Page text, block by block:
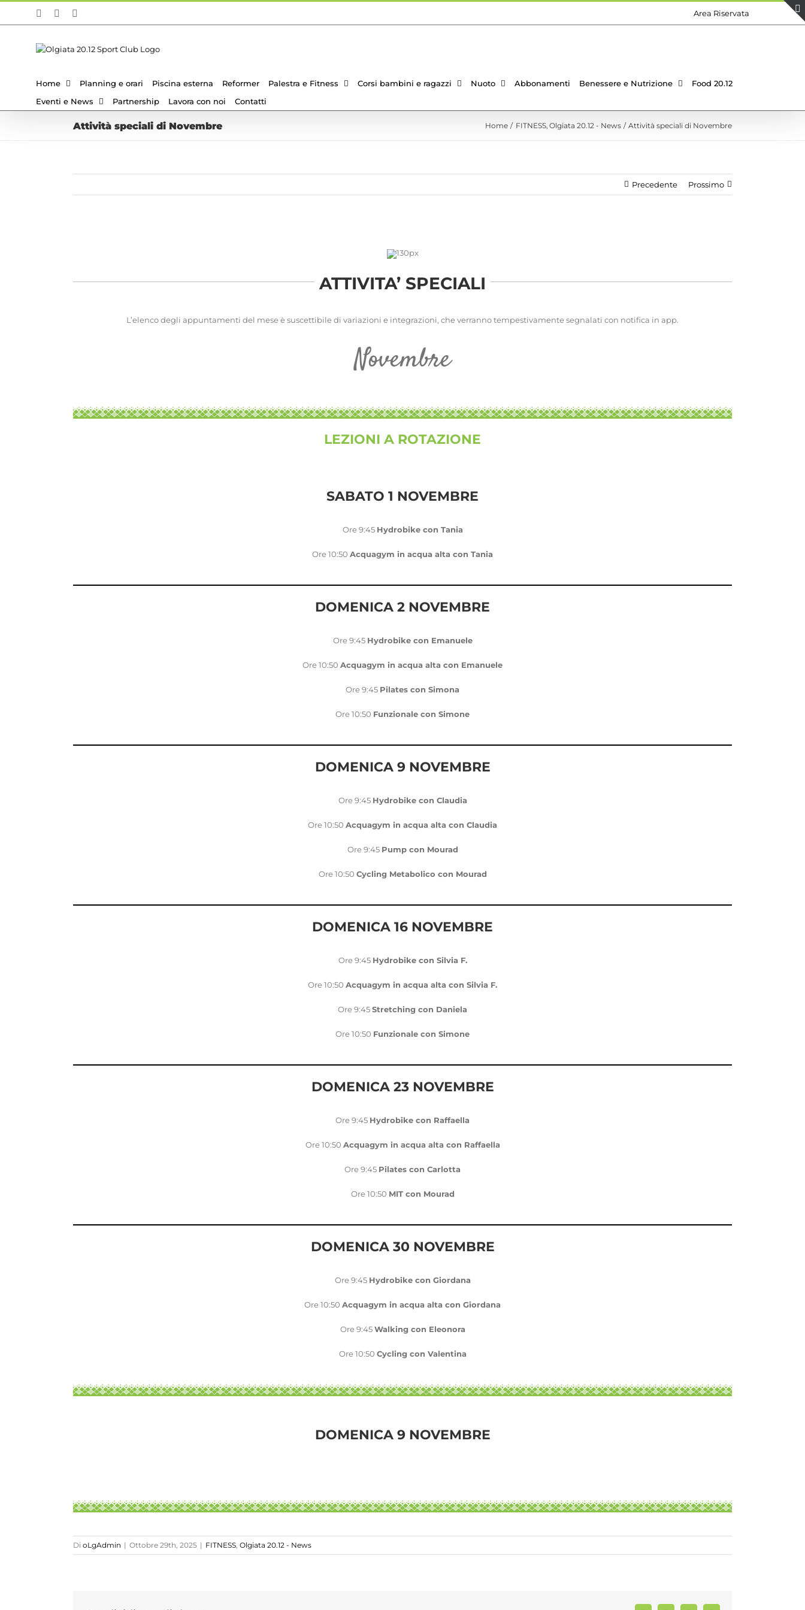
FacebookInstagram Area Riservata
Home Planning e orari Piscina esterna Reformer Palestra e Fitness Corsi bambini e ragazzi Nuoto Abbonamenti Benessere e Nutrizione
Food 20.12
Eventi e News
Partnership Lavora con noi Contatti
Attività speciali di Novembre Home FITNESS Olgiata 20.12 - News Attività speciali di Novembre
Precedente Prossimo
ATTIVITA’ SPECIALI
L’elenco degli appuntamenti del mese è suscettibile di variazioni e integrazioni, che verranno tempestivamente segnalati con notifica in app.
Novembre
LEZIONI A ROTAZIONE
SABATO 1 NOVEMBRE
Ore 9:45 Hydrobike con Tania
Ore 10:50 Acquagym in acqua alta con Tania
DOMENICA 2 NOVEMBRE
Ore 9:45 Hydrobike con Emanuele
Ore 10:50 Acquagym in acqua alta con Emanuele
Ore 9:45 Pilates con Simona
Ore 10:50 Funzionale con Simone
DOMENICA 9 NOVEMBRE
Ore 9:45 Hydrobike con Claudia
Ore 10:50 Acquagym in acqua alta con Claudia
Ore 9:45 Pump con Mourad
Ore 10:50 Cycling Metabolico con Mourad
DOMENICA 16 NOVEMBRE
Ore 9:45 Hydrobike con Silvia F.
Ore 10:50 Acquagym in acqua alta con Silvia F.
Ore 9:45Stretching con Daniela
Ore 10:50 Funzionale con Simone
DOMENICA 23 NOVEMBRE
Ore 9:45 Hydrobike con Raffaella
Ore 10:50 Acquagym in acqua alta con Raffaella
Ore 9:45 Pilates con Carlotta
Ore 10:50 MIT con Mourad
DOMENICA 30 NOVEMBRE
Ore 9:45 Hydrobike con Giordana
Ore 10:50 Acquagym in acqua alta con Giordana
Ore 9:45Walking con Eleonora
Ore 10:50 Cycling con Valentina
DOMENICA 9 NOVEMBRE
Di oLgAdmin | Ottobre 29th, 2025 | FITNESS, Olgiata 20.12 - News